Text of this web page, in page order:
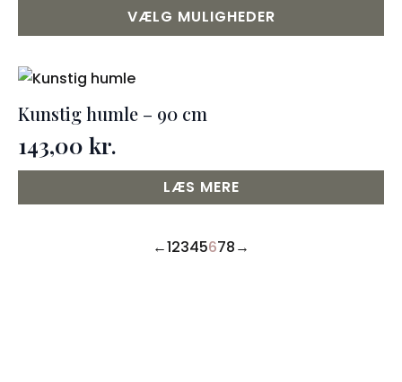
VÆLG MULIGHEDER
vare
flere
varianter.
Mulighederne
kan
på
Kunstig humle – 90 cm
143,00 kr.
LÆS MERE
←12345678→